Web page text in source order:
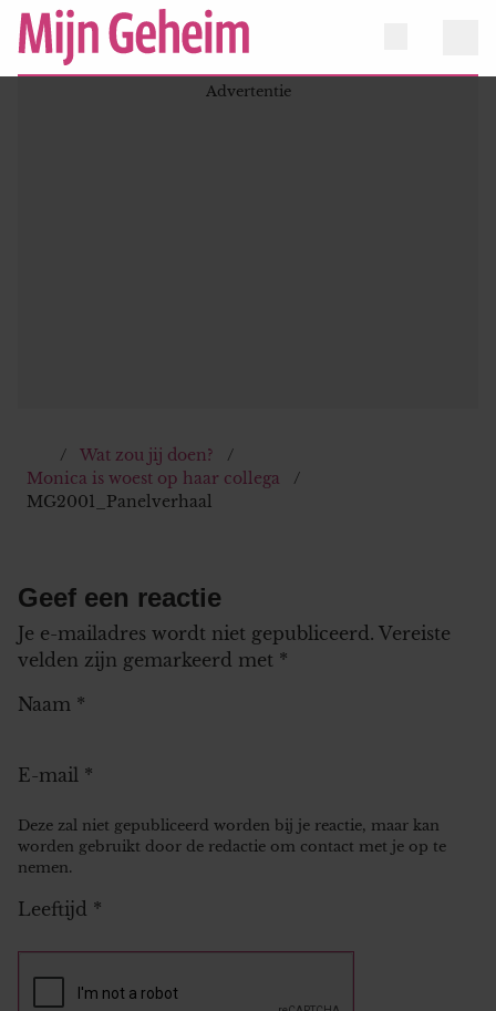
Wat zou jij doen?
Monica is woest op haar collega
MG2001_Panelverhaal
Geef een reactie
Je e-mailadres wordt niet gepubliceerd. Vereiste
velden zijn gemarkeerd met *
Naam *
E-mail *
Deze zal niet gepubliceerd worden bij je reactie, maar kan
worden gebruikt door de redactie om contact met je op te
nemen.
Leeftijd *